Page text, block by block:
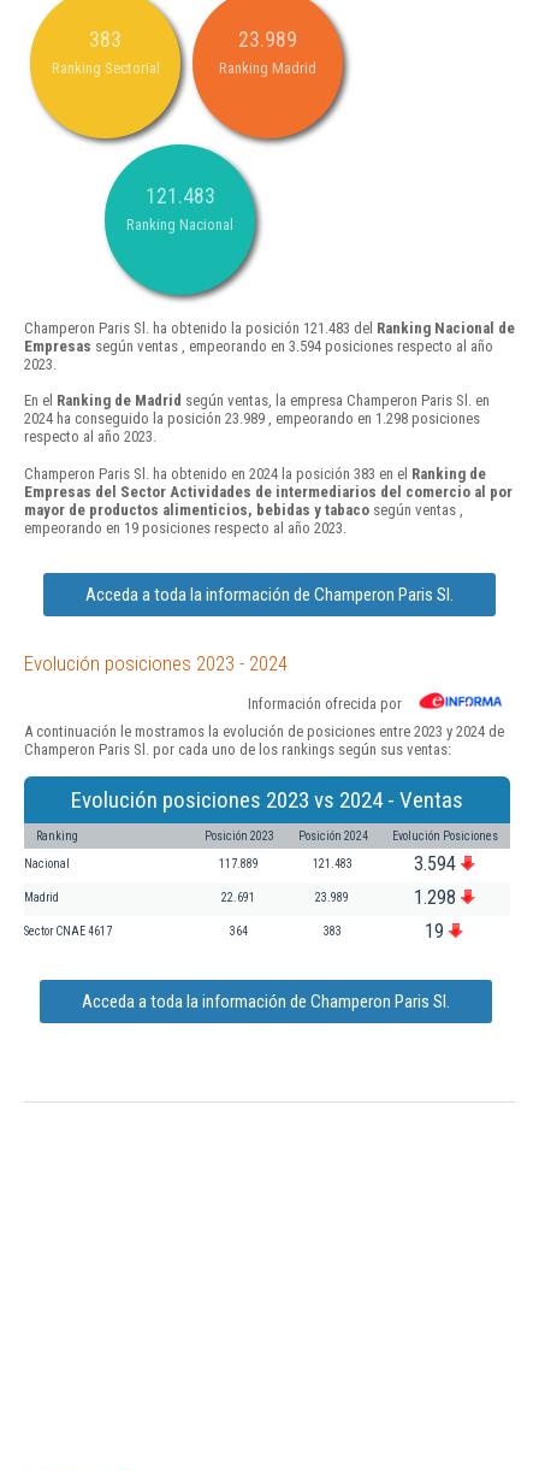
383
Ranking Sectorial
23.989
Ranking Madrid
121.483
Ranking Nacional
Champeron Paris Sl. ha obtenido la posición 121.483 del Ranking Nacional de
Empresas según ventas , empeorando en 3.594 posiciones respecto al año
2023.
En el Ranking de Madrid según ventas, la empresa Champeron Paris Sl. en
2024 ha conseguido la posición 23.989 , empeorando en 1.298 posiciones
respecto al año 2023.
Champeron Paris Sl. ha obtenido en 2024 la posición 383 en el Ranking de
Empresas del Sector Actividades de intermediarios del comercio al por
mayor de productos alimenticios, bebidas y tabaco según ventas ,
empeorando en 19 posiciones respecto al año 2023.
Acceda a toda la información de Champeron Paris Sl.
Evolución posiciones 2023 - 2024
Información ofrecida por
A continuación le mostramos la evolución de posiciones entre 2023 y 2024 de
Champeron Paris Sl. por cada uno de los rankings según sus ventas:
Evolución posiciones 2023 vs 2024 - Ventas
Ranking Posición 2023 Posición 2024 Evolución Posiciones
Nacional 117.889 121.483 3.594
Madrid 22.691 23.989 1.298
Sector CNAE 4617 364 383 19
Acceda a toda la información de Champeron Paris Sl.